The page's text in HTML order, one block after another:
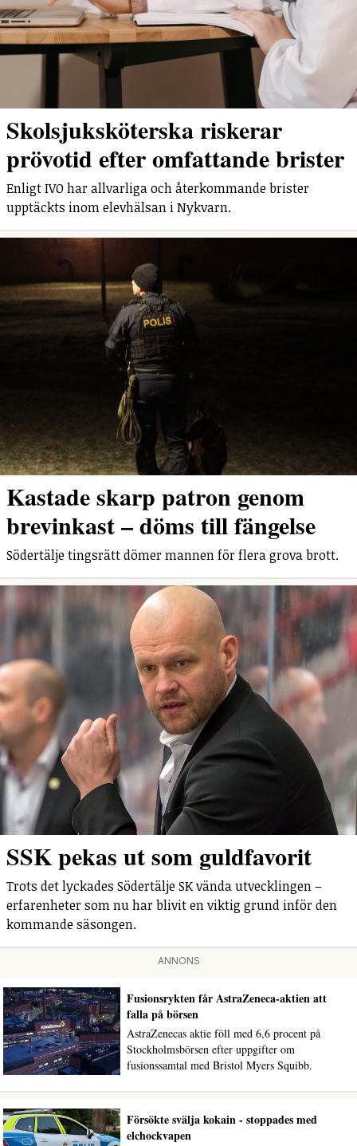
Skolsjuksköterska riskerar
prövotid efter omfattande brister
Enligt IVO har allvarliga och återkommande brister
upptäckts inom elevhälsan i Nykvarn.
Kastade skarp patron genom
brevinkast – döms till fängelse
Södertälje tingsrätt dömer mannen för flera grova brott.
SSK pekas ut som guldfavorit
Trots det lyckades Södertälje SK vända utvecklingen –
erfarenheter som nu har blivit en viktig grund inför den
kommande säsongen.
ANNONS
Fusionsrykten får AstraZeneca-aktien att
falla på börsen
AstraZenecas aktie föll med 6,6 procent på
Stockholmsbörsen efter uppgifter om
fusionssamtal med Bristol Myers Squibb.
Försökte svälja kokain - stoppades med
elchockvapen